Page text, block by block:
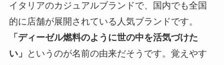
イタリアのカジュアルブランドで、国内でも全国
的に店舗が展開されている人気ブランドです。
「ディーゼル燃料のように世の中を活気づけた
い」
というのが名前の由来だそうです。覚えやす